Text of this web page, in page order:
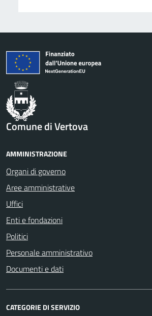
Comune di Vertova
AMMINISTRAZIONE
Organi di governo
Aree amministrative
Uffici
Enti e fondazioni
Politici
Personale amministrativo
Documenti e dati
CATEGORIE DI SERVIZIO